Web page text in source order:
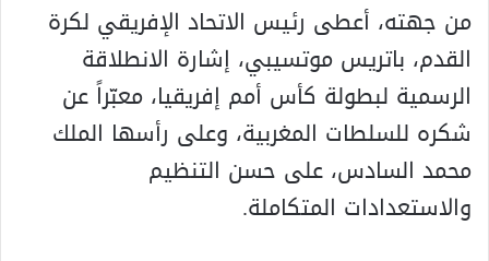
من جهته، أعطى رئيس الاتحاد الإفريقي لكرة
القدم، باتريس موتسيبي، إشارة الانطلاقة
الرسمية لبطولة كأس أمم إفريقيا، معبّراً عن
شكره للسلطات المغربية، وعلى رأسها الملك
محمد السادس، على حسن التنظيم
والاستعدادات المتكاملة.